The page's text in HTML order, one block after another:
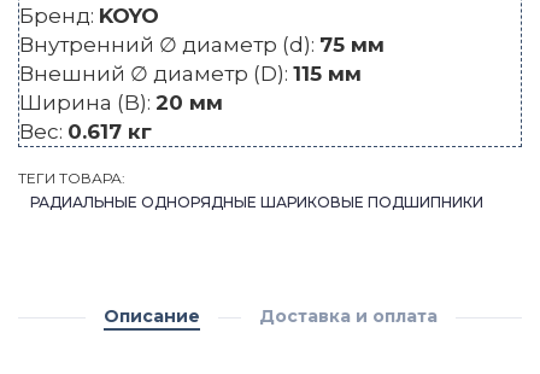
Бренд: KOYO
Внутренний ∅ диаметр (d): 75 мм
Внешний ∅ диаметр (D): 115 мм
Ширина (B): 20 мм
Вес: 0.617 кг
ТЕГИ ТОВАРА:
РАДИАЛЬНЫЕ ОДНОРЯДНЫЕ ШАРИКОВЫЕ ПОДШИПНИКИ
Описание Доставка и оплата